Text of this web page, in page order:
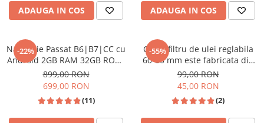
ADAUGA IN COS ADAUGA IN COS
-22%
Navigatie Passat B6|B7|CC cu
Android 2GB RAM 32GB ROM,
Android, CarPlay si Android
Auto Wi-fi, Youtube, Waze,
ecran HD 10.1 Inch
899,00 RON
699,00 RON
(11)
-55%
Cheie filtru de ulei reglabila
60-80 mm este fabricata din
otel CrMo de inalta calitate
99,00 RON
45,00 RON
(2)